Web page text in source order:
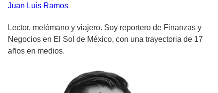
Juan Luis Ramos
Lector, melómano y viajero. Soy reportero de Finanzas y
Negocios en El Sol de México, con una trayectoria de 17
años en medios.